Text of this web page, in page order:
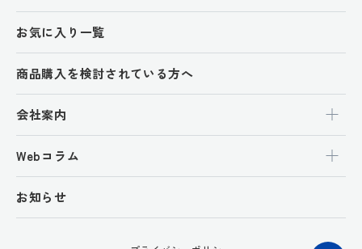
お気に入り一覧
商品購入を検討されている方へ
会社案内
Webコラム
お知らせ